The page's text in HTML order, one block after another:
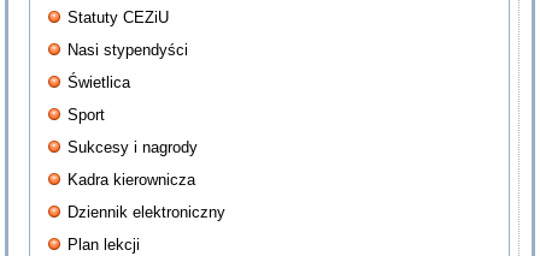
Statuty CEZiU
Nasi stypendyści
Świetlica
Sport
Sukcesy i nagrody
Kadra kierownicza
Dziennik elektroniczny
Plan lekcji